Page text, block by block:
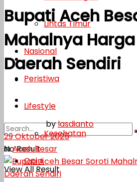
Lifestyle
Kesehatan
Opini
DPKA
Nanggroe TV
No Result
View All Result
Lintas Timur
Nasional
Peristiwa
Lifestyle
Kesehatan
Opini
Bupati Aceh
Mahalnya
Daerah Sendiri
bylasdianto
29 Oktober 2025
inAceh Besar